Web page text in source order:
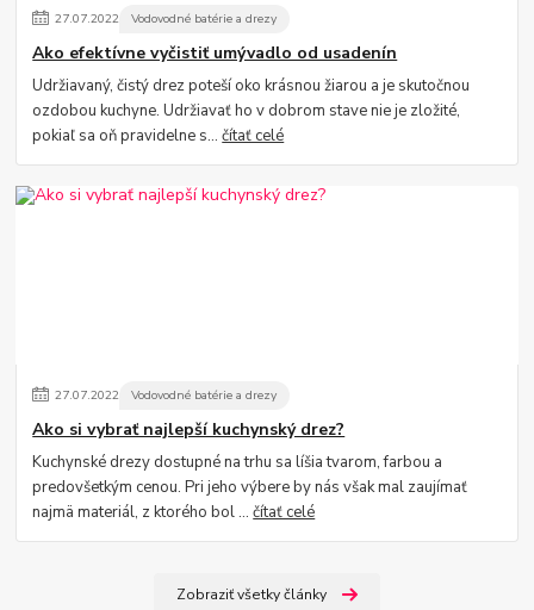
27.07.2022 Vodovodné batérie a drezy
Ako efektívne vyčistiť umývadlo od usadenín
Udržiavaný, čistý drez poteší oko krásnou žiarou a je skutočnou
ozdobou kuchyne. Udržiavať ho v dobrom stave nie je zložité,
pokiaľ sa oň pravidelne s...čítať celé
27.07.2022 Vodovodné batérie a drezy
Ako si vybrať najlepší kuchynský drez?
Kuchynské drezy dostupné na trhu sa líšia tvarom, farbou a
predovšetkým cenou. Pri jeho výbere by nás však mal zaujímať
najmä materiál, z ktorého bol ...čítať celé
Zobraziť všetky články